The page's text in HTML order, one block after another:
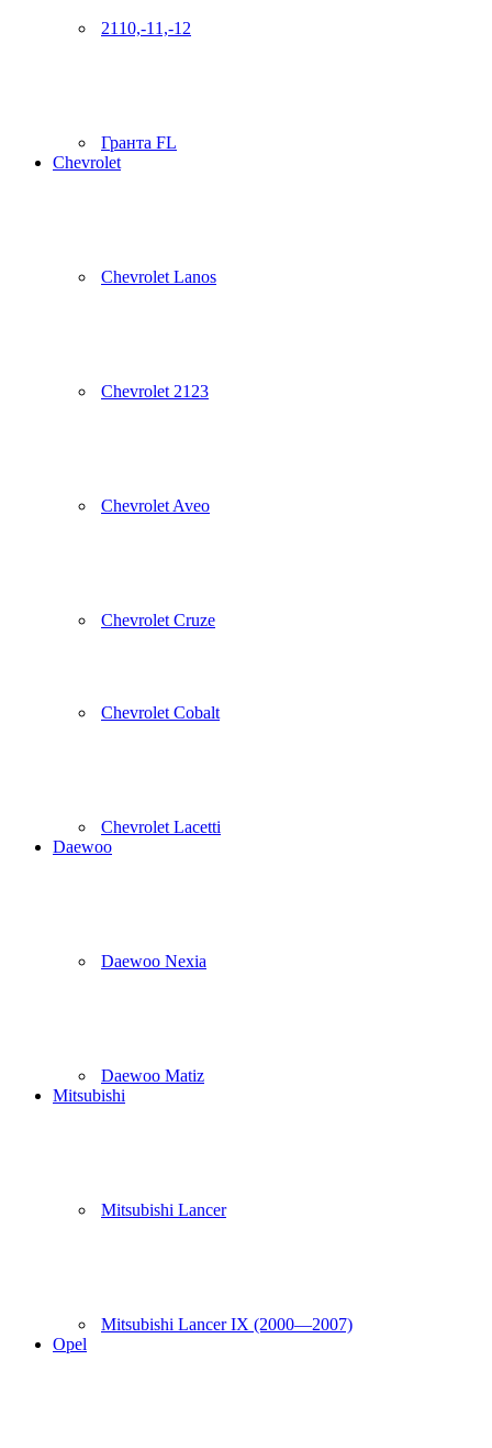
2110,-11,-12
Гранта FL
Chevrolet
Chevrolet Lanos
Chevrolet 2123
Chevrolet Aveo
Chevrolet Cruze
Chevrolet Cobalt
Chevrolet Lacetti
Daewoo
Daewoo Nexia
Daewoo Matiz
Mitsubishi
Mitsubishi Lancer
Mitsubishi Lancer IX (2000—2007)
Opel